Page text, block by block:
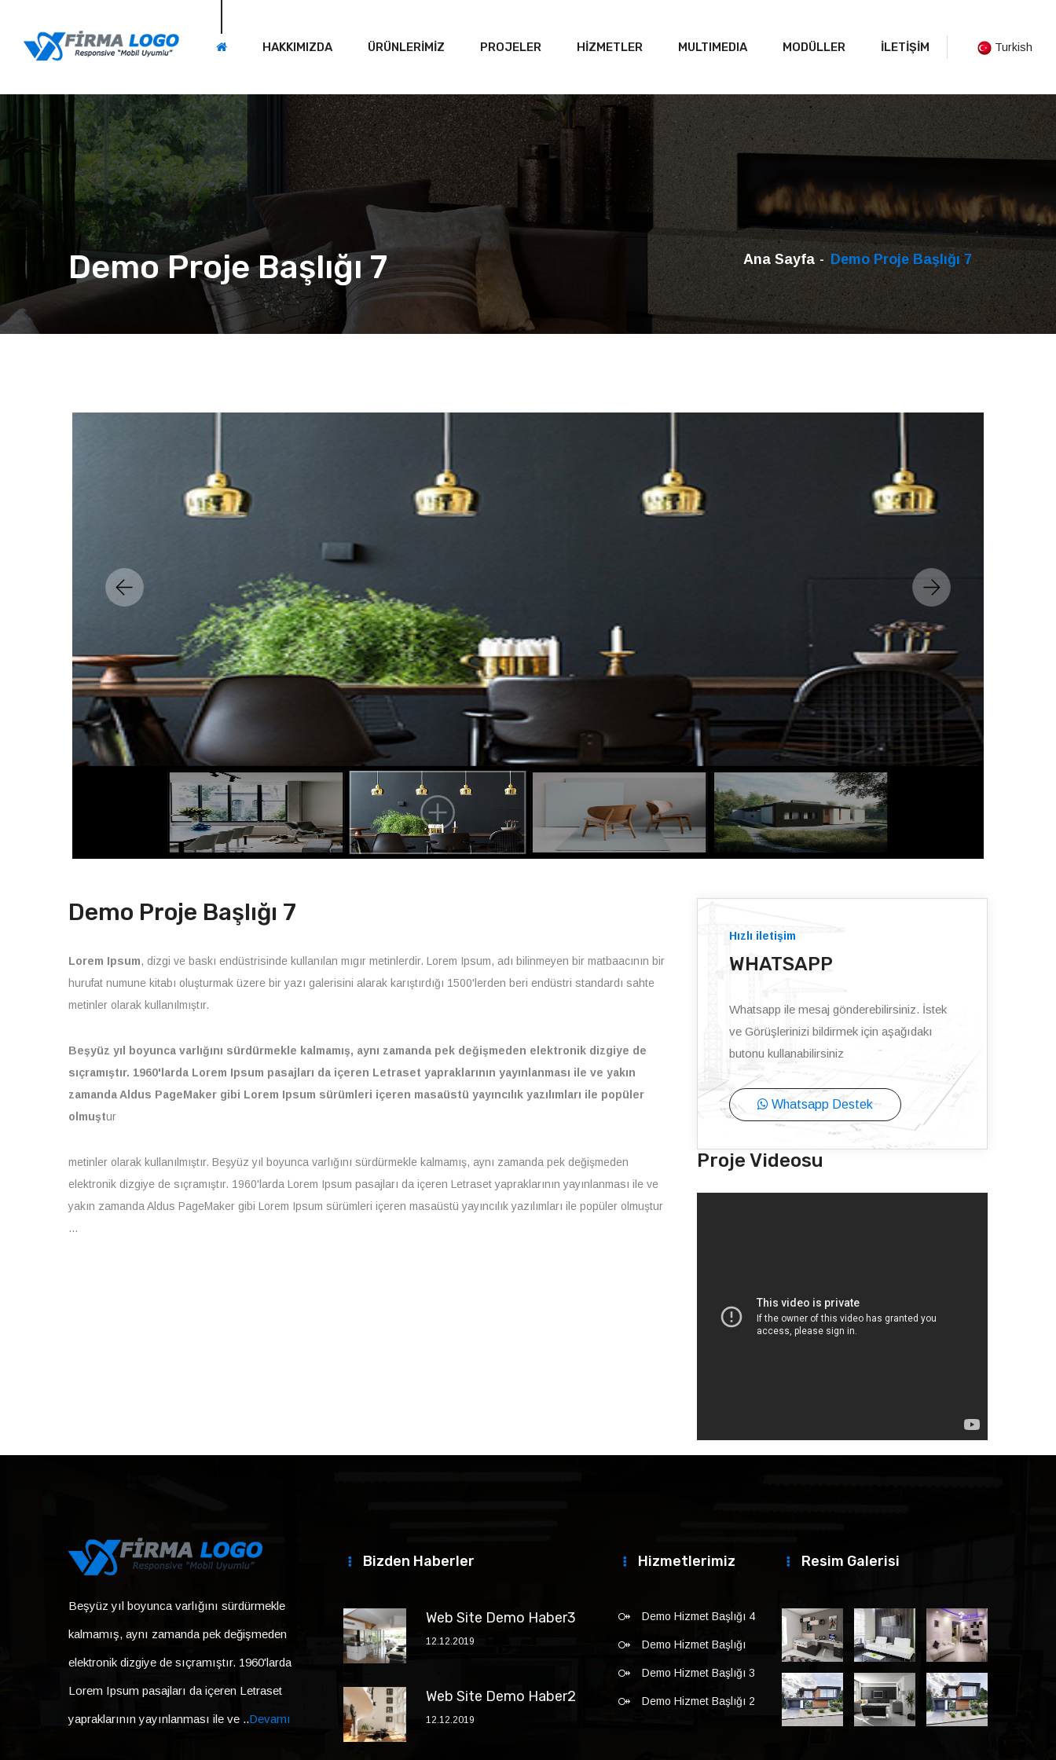
HAKKIMIZDA ÜRÜNLERİMİZ PROJELER HİZMETLER MULTIMEDIA MODÜLLER İLETİŞİM Turkish
Demo Proje Başlığı 7 Ana Sayfa Demo Proje Başlığı 7
Demo Proje Başlığı 7
Lorem Ipsum, dizgi ve baskı endüstrisinde kullanılan mıgır metinlerdir. Lorem Ipsum, adı bilinmeyen bir matbaacının bir
hurufat numune kitabı oluşturmak üzere bir yazı galerisini alarak karıştırdığı 1500'lerden beri endüstri standardı sahte
metinler olarak kullanılmıştır.
Beşyüz yıl boyunca varlığını sürdürmekle kalmamış, aynı zamanda pek değişmeden elektronik dizgiye de
sıçramıştır. 1960'larda Lorem Ipsum pasajları da içeren Letraset yapraklarının yayınlanması ile ve yakın
zamanda Aldus PageMaker gibi Lorem Ipsum sürümleri içeren masaüstü yayıncılık yazılımları ile popüler
olmuştur
metinler olarak kullanılmıştır. Beşyüz yıl boyunca varlığını sürdürmekle kalmamış, aynı zamanda pek değişmeden
elektronik dizgiye de sıçramıştır. 1960'larda Lorem Ipsum pasajları da içeren Letraset yapraklarının yayınlanması ile ve
yakın zamanda Aldus PageMaker gibi Lorem Ipsum sürümleri içeren masaüstü yayıncılık yazılımları ile popüler olmuştur
...
Hızlı iletişim
WHATSAPP
Whatsapp ile mesaj gönderebilirsiniz. İstek
ve Görüşlerinizi bildirmek için aşağıdakı
butonu kullanabilirsiniz
Whatsapp Destek
Proje Videosu
Beşyüz yıl boyunca varlığını sürdürmekle
kalmamış, aynı zamanda pek değişmeden
elektronik dizgiye de sıçramıştır. 1960'larda
Lorem Ipsum pasajları da içeren Letraset
yapraklarının yayınlanması ile ve ..Devamı
Bizden Haberler
Web Site Demo Haber3
12.12.2019
Web Site Demo Haber2
12.12.2019
Hizmetlerimiz
Demo Hizmet Başlığı 4
Demo Hizmet Başlığı
Demo Hizmet Başlığı 3
Demo Hizmet Başlığı 2
Resim Galerisi